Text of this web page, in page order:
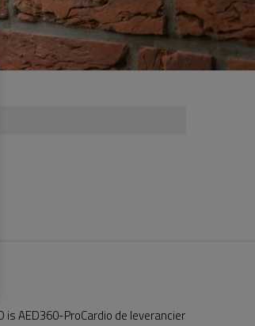
AED360-ProCardio de leverancier